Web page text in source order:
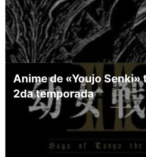
Anime de «Youjo Senki»
2da temporada